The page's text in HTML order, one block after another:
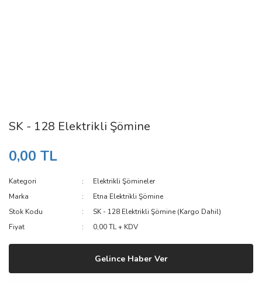
SK - 128 Elektrikli Şömine
0,00 TL
Kategori
Elektrikli Şömineler
Marka
Etna Elektrikli Şömine
Stok Kodu
SK - 128 Elektrikli Şömine (Kargo Dahil)
Fiyat
0,00 TL + KDV
Gelince Haber Ver